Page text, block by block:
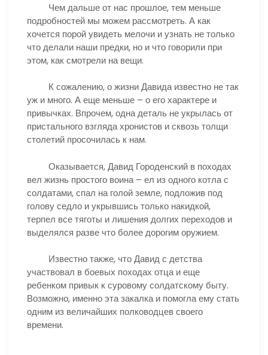
Чем дальше от нас прошлое, тем меньше
подробностей мы можем рассмотреть. А как
хочется порой увидеть мелочи и узнать не только
что делали наши предки, но и что говорили при
этом, как смотрели на вещи.
К сожалению, о жизни Давида известно не так
уж и много. А еще меньше – о его характере и
привычках. Впрочем, одна деталь не укрылась от
пристального взгляда хронистов и сквозь толщи
столетий просочилась к нам.
Оказывается, Давид Городенский в походах
вел жизнь простого воина – ел из одного котла с
солдатами, спал на голой земле, подложив под
голову седло и укрывшись только накидкой,
терпел все тяготы и лишения долгих переходов и
выделялся разве что более дорогим оружием.
Известно также, что Давид с детства
участвовал в боевых походах отца и еще
ребенком привык к суровому солдатскому быту.
Возможно, именно эта закалка и помогла ему стать
одним из величайших полководцев своего
времени.